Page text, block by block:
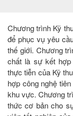
Chương trình Kỹ
để phục vụ yêu
thế giới. Chương
chất là sự kết
thực tiễn của Kỹ
hợp công nghệ
khu vực. Chương
thức cơ bản cho